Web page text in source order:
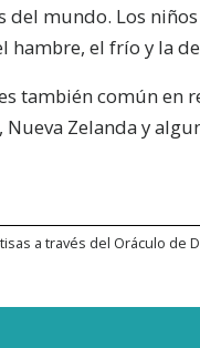
del mundo. Los
el frío y la
también común en
Zelanda y
a través del Oráculo de